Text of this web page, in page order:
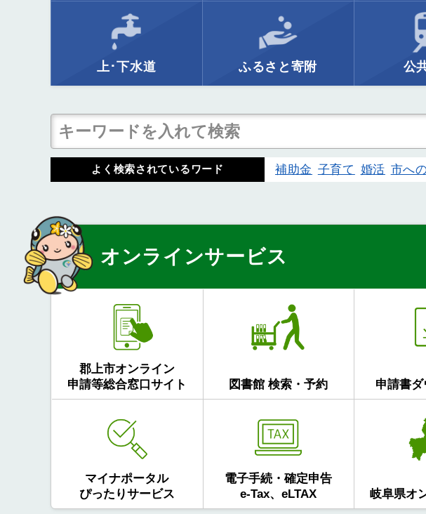
上･下水道 ふるさと寄附 公
よく検索されているワード 補助金 子育て 婚活 市へ
オンラインサービス
郡上市オンライン
申請等総合窓口サイト
図書館 検索・予約 申請書
マイナポータル
ぴったりサービス
電子手続・確定申告
e-Tax、eLTAX
岐阜県オ